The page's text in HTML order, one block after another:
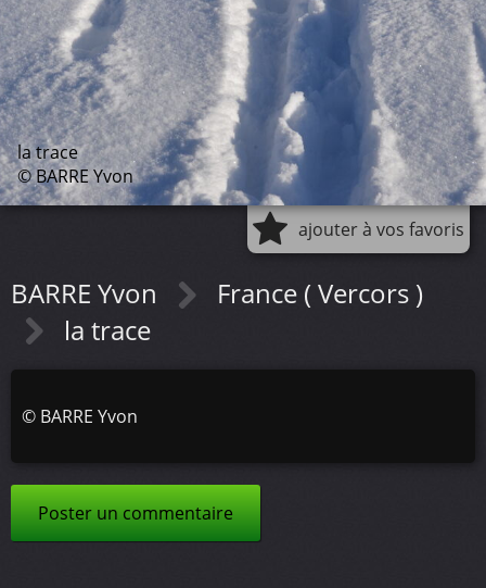
la trace
© BARRE Yvon
ajouter à vos favoris
BARRE Yvon
France ( Vercors )
la trace
© BARRE Yvon
Poster un commentaire